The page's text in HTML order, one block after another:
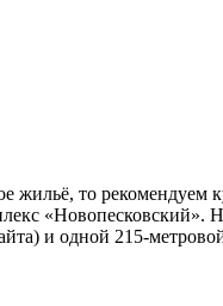
то рекомендуем
«Новопесковский».
и одной 215-